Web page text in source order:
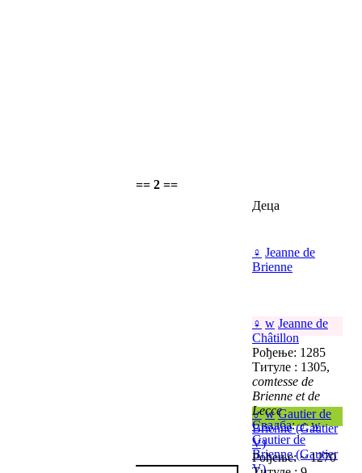
== 2 ==
Деца
♀ Jeanne de
Brienne
♀ w Jeanne de
Châtillon
Рођење: 1285
Титуле : 1305,
comtesse de
Brienne et de
Lecce
Свадба:♂ w
Gautier de
Brienne (Gautier
V)
♂ w Gautier de
Brienne (Gautier
V)
Рођење: ~ 1270